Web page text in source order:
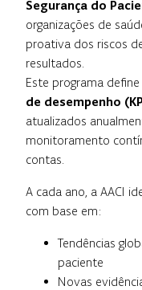
Segurança do
organizações de
proativa dos riscos
resultados.
Este programa
de desempenho
atualizados
monitoramento
contas.
A cada ano, a AACI
com base em:
Tendências
paciente
Novas